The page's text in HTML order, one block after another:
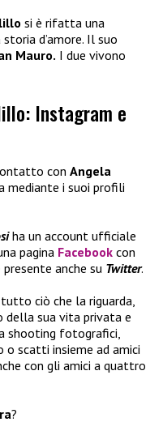
si è rifatta una
d’amore. Il suo
Mauro. I due vivono
Instagram e
con Angela
mediante i suoi profili
ha un account ufficiale
pagina Facebook con
anche su Twitter.
ciò che la riguarda,
della sua vita privata e
shooting fotografici,
o scatti insieme ad amici
con gli amici a quattro
?